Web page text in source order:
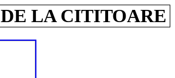
DE LA CITITOARE